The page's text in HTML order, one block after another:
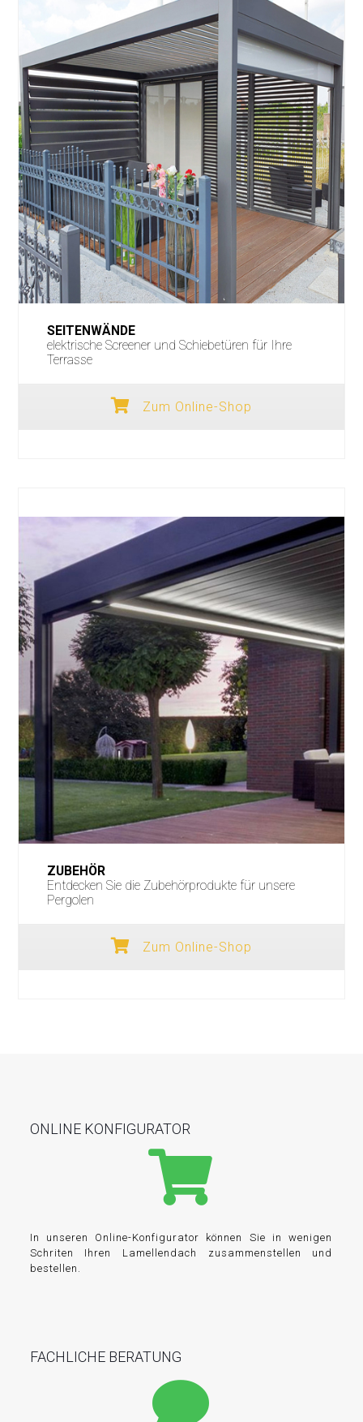
SEITENWÄNDE
elektrische Screener und Schiebetüren für Ihre
Terrasse
Zum Online-Shop
ZUBEHÖR
Entdecken Sie die Zubehörprodukte für unsere
Pergolen
Zum Online-Shop
ONLINE KONFIGURATOR
In unseren Online-Konfigurator können Sie in wenigen
Schriten Ihren Lamellendach zusammenstellen und
bestellen.
FACHLICHE BERATUNG